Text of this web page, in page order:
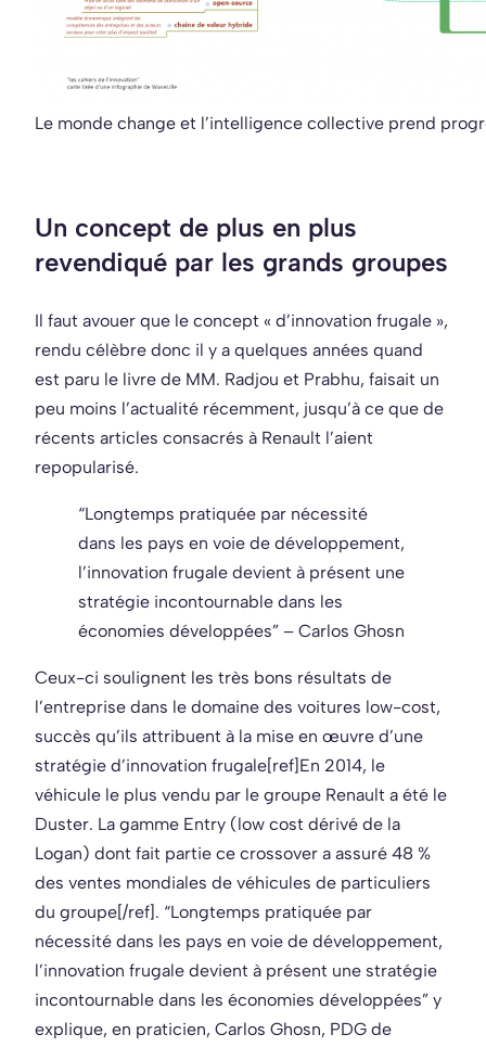
Le monde change et l’intelligence collective prend
Un concept de plus en plus
revendiqué par les grands groupes
Il faut avouer que le concept « d’innovation frugale »,
rendu célèbre donc il y a quelques années quand
est paru le livre de MM. Radjou et Prabhu, faisait un
peu moins l’actualité récemment, jusqu’à ce que de
récents articles consacrés à Renault l’aient
repopularisé.
“Longtemps pratiquée par nécessité
dans les pays en voie de développement,
l’innovation frugale devient à présent une
stratégie incontournable dans les
économies développées” – Carlos Ghosn
Ceux-ci soulignent les très bons résultats de
l’entreprise dans le domaine des voitures low-cost,
succès qu’ils attribuent à la mise en œuvre d’une
stratégie d’innovation frugale[ref]En 2014, le
véhicule le plus vendu par le groupe Renault a été le
Duster. La gamme Entry (low cost dérivé de la
Logan) dont fait partie ce crossover a assuré 48 %
des ventes mondiales de véhicules de particuliers
du groupe[/ref]. “Longtemps pratiquée par
nécessité dans les pays en voie de développement,
l’innovation frugale devient à présent une stratégie
incontournable dans les économies développées” y
explique, en praticien, Carlos Ghosn, PDG de